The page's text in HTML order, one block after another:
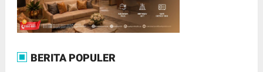
BERITA POPULER